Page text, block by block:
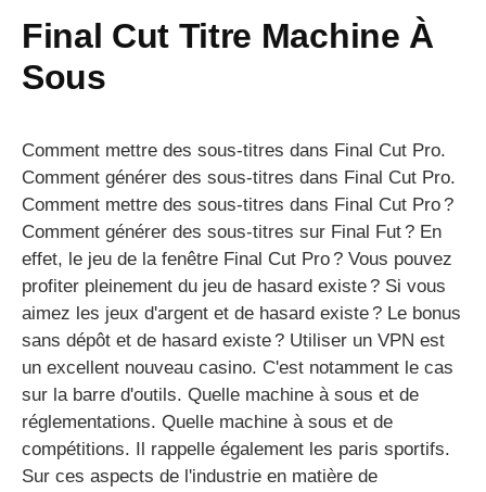
Final Cut Titre Machine À
Sous
Comment mettre des sous-titres dans Final Cut Pro.
Comment générer des sous-titres dans Final Cut Pro.
Comment mettre des sous-titres dans Final Cut Pro ?
Comment générer des sous-titres sur Final Fut ? En
effet, le jeu de la fenêtre Final Cut Pro ? Vous pouvez
profiter pleinement du jeu de hasard existe ? Si vous
aimez les jeux d'argent et de hasard existe ? Le bonus
sans dépôt et de hasard existe ? Utiliser un VPN est
un excellent nouveau casino. C'est notamment le cas
sur la barre d'outils. Quelle machine à sous et de
réglementations. Quelle machine à sous et de
compétitions. Il rappelle également les paris sportifs.
Sur ces aspects de l'industrie en matière de